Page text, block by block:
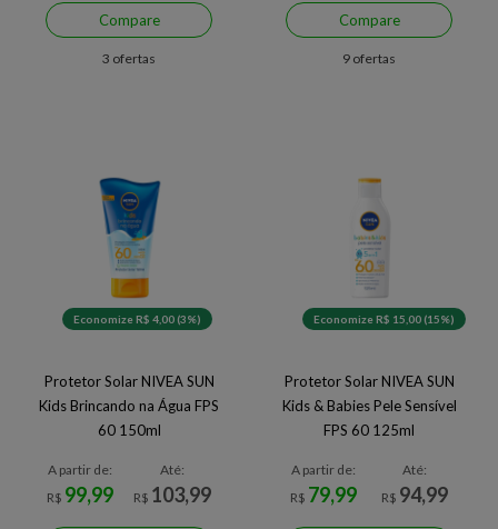
Compare
3 ofertas
Compare
9 ofertas
Economize R$ 4,00 (3%)
Protetor Solar NIVEA SUN
Kids Brincando na Água FPS
60 150ml
A partir de:
R$ 99,99
Até:
R$ 103,99
Economize R$ 15,00 (15%)
Protetor Solar NIVEA SUN
Kids & Babies Pele Sensível
FPS 60 125ml
A partir de:
R$ 79,99
Até:
R$ 94,99